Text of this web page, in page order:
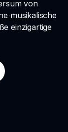
von
musikalische
einzigartige